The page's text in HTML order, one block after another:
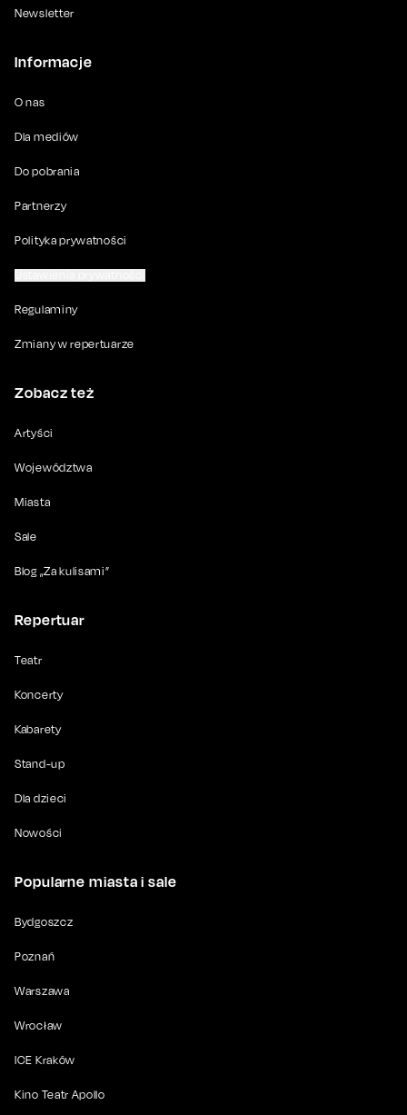
Newsletter
Informacje
O nas
Dla mediów
Do pobrania
Partnerzy
Polityka prywatności
Regulaminy
Zmiany w repertuarze
Zobacz też
Artyści
Województwa
Miasta
Sale
Blog „Za kulisami”
Repertuar
Teatr
Koncerty
Kabarety
Stand-up
Dla dzieci
Nowości
Popularne miasta i sale
Bydgoszcz
Poznań
Warszawa
Wrocław
ICE Kraków
Kino Teatr Apollo